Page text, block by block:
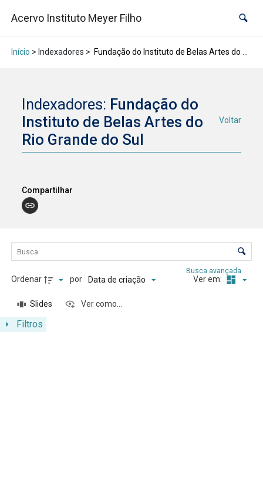
Acervo Instituto Meyer Filho
Início > Indexadores > Fundação do Instituto de Belas Artes do Rio Grande do Sul
Indexadores: Fundação do
Instituto de Belas Artes do
Rio Grande do Sul
Voltar
Compartilhar
Lista de itens
Controle de ordenação e visualização
Filtros
Busca avançada
Ordenar por Data de criação Ver em:
Slides Ver como...